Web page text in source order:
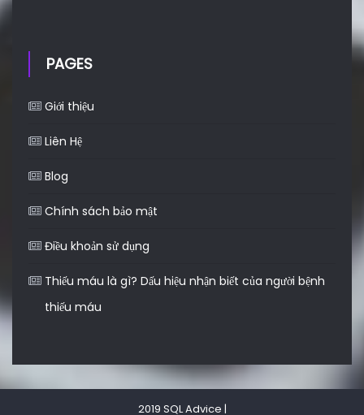
PAGES
Giới thiệu
Liên Hệ
Blog
Chính sách bảo mật
Điều khoản sử dụng
Thiếu máu là gì? Dấu hiệu nhận biết của người bệnh
thiếu máu
2019 SQL Advice |